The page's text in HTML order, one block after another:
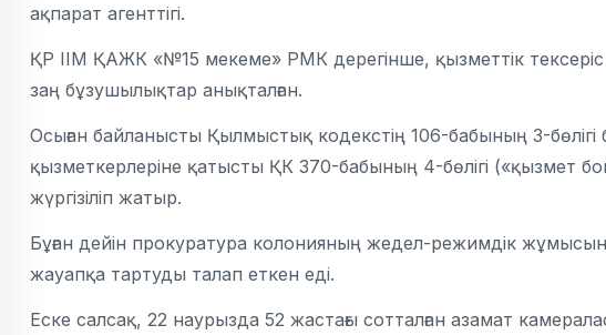
ақпарат агенттігі.
ҚР ІІМ ҚАЖК «№15 мекеме» РМК дерегінше, қызметтік
заң бұзушылықтар анықталған.
Осыған байланысты Қылмыстық кодекстің 106-бабының 3-
қызметкерлеріне қатысты ҚК 370-бабының 4-бөлігі («қызмет
жүргізіліп жатыр.
Бұған дейін прокуратура колонияның жедел-режимдік
жауапқа тартуды талап еткен еді.
Еске салсақ, 22 наурызда 52 жастағы сотталған азамат